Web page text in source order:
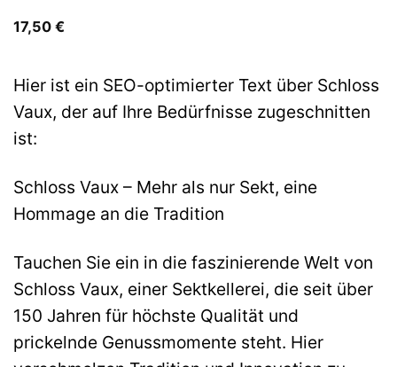
17,50 €
Hier ist ein SEO-optimierter Text über Schloss
Vaux, der auf Ihre Bedürfnisse zugeschnitten
ist:
Schloss Vaux – Mehr als nur Sekt, eine
Hommage an die Tradition
Tauchen Sie ein in die faszinierende Welt von
Schloss Vaux, einer Sektkellerei, die seit über
150 Jahren für höchste Qualität und
prickelnde Genussmomente steht. Hier